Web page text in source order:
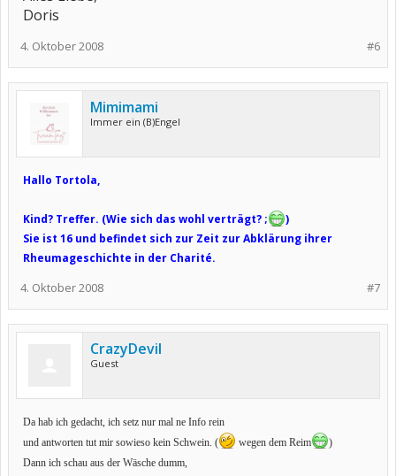
Doris
#6
4. Oktober 2008
Mimimami
Immer ein (B)Engel
Hallo Tortola,
Kind? Treffer. (Wie sich das wohl verträgt? ;
)
Sie ist 16 und befindet sich zur Zeit zur Abklärung ihrer
Rheumageschichte in der Charité.
#7
4. Oktober 2008
CrazyDevil
Guest
Da hab ich gedacht, ich setz nur mal ne Info rein
und antworten tut mir sowieso kein Schwein. (
wegen dem Reim
)
Dann ich schau aus der Wäsche dumm,